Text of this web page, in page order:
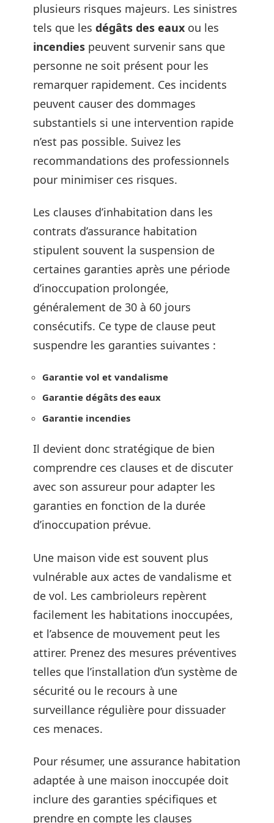
plusieurs risques majeurs. Les sinistres
tels que les dégâts des eaux ou les
incendies peuvent survenir sans que
personne ne soit présent pour les
remarquer rapidement. Ces incidents
peuvent causer des dommages
substantiels si une intervention rapide
n’est pas possible. Suivez les
recommandations des professionnels
pour minimiser ces risques.
Les clauses d’inhabitation dans les
contrats d’assurance habitation
stipulent souvent la suspension de
certaines garanties après une période
d’inoccupation prolongée,
généralement de 30 à 60 jours
consécutifs. Ce type de clause peut
suspendre les garanties suivantes :
Garantie vol et vandalisme
Garantie dégâts des eaux
Garantie incendies
Il devient donc stratégique de bien
comprendre ces clauses et de discuter
avec son assureur pour adapter les
garanties en fonction de la durée
d’inoccupation prévue.
Une maison vide est souvent plus
vulnérable aux actes de vandalisme et
de vol. Les cambrioleurs repèrent
facilement les habitations inoccupées,
et l’absence de mouvement peut les
attirer. Prenez des mesures préventives
telles que l’installation d’un système de
sécurité ou le recours à une
surveillance régulière pour dissuader
ces menaces.
Pour résumer, une assurance habitation
adaptée à une maison inoccupée doit
inclure des garanties spécifiques et
prendre en compte les clauses